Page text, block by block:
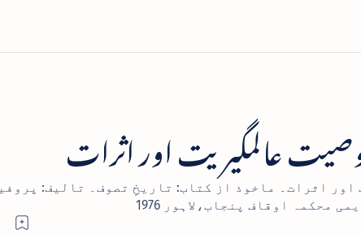
عالمگیریت اور اثرات
اثرات۔ ماخوذ از کتاب: تاریخِ تصوف۔ تالیف:
محکمہ اوقاف پنجاب،لاہور 1976